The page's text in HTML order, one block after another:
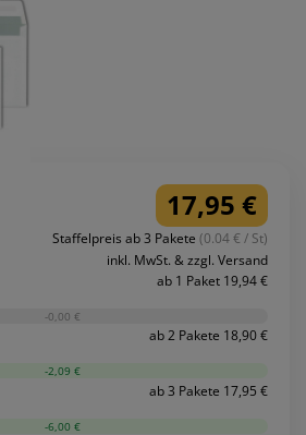
17,95 €
Staffelpreis ab 3 Pakete (0.04 € / St)
inkl. MwSt. & zzgl. Versand
ab 1 Paket 19,94 €
-0,00 €
ab 2 Pakete 18,90 €
-2,09 €
ab 3 Pakete 17,95 €
-6,00 €